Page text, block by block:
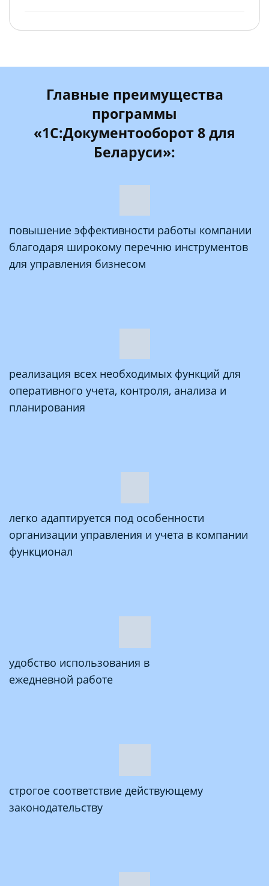
Главные преимущества
программы
«1С:Документооборот 8 для
Беларуси»:
повышение эффективности работы компании
благодаря широкому перечню инструментов
для управления бизнесом
реализация всех необходимых функций для
оперативного учета, контроля, анализа и
планирования
легко адаптируется под особенности
организации управления и учета в компании
функционал
удобство использования в
ежедневной работе
строгое соответствие действующему
законодательству